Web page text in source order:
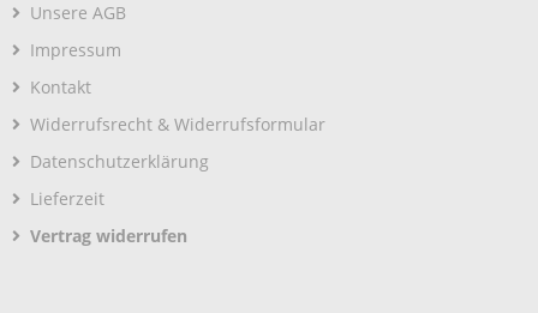
Unsere AGB
Impressum
Kontakt
Widerrufsrecht & Widerrufsformular
Datenschutzerklärung
Lieferzeit
Vertrag widerrufen